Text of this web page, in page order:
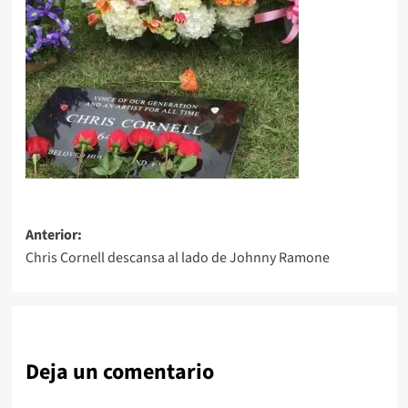
Navegación
de
Anterior:
Chris Cornell descansa al lado de Johnny Ramone
Deja un comentario